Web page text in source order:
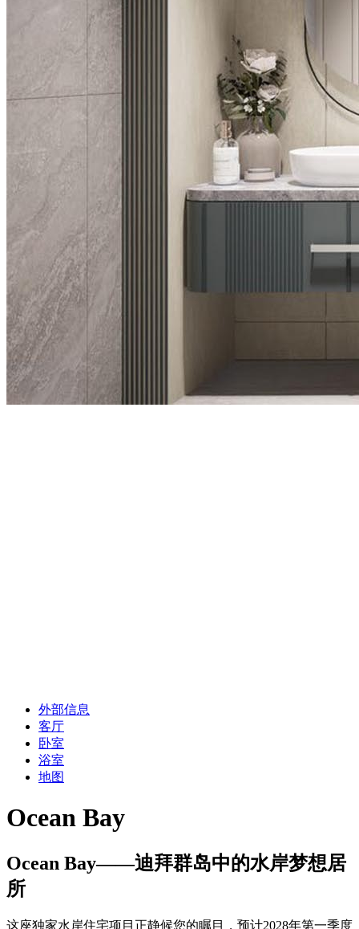
外部信息
客厅
卧室
浴室
地图
Ocean Bay
Ocean Bay——迪拜群岛中的水岸梦想居
所
这座独家水岸住宅项目正静候您的瞩目，预计2028年第一季度